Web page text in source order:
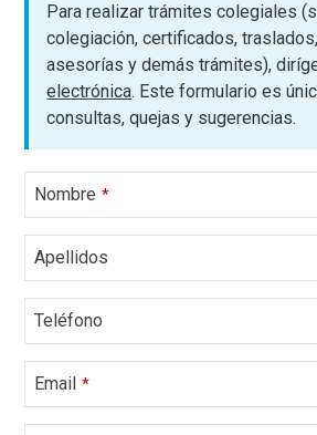
Para realizar trámites colegiales
colegiación, certificados,
asesorías y demás trámites),
electrónica. Este formulario es
consultas, quejas y sugerencias.
Nombre *
Apellidos
Contact
Teléfono
Email *